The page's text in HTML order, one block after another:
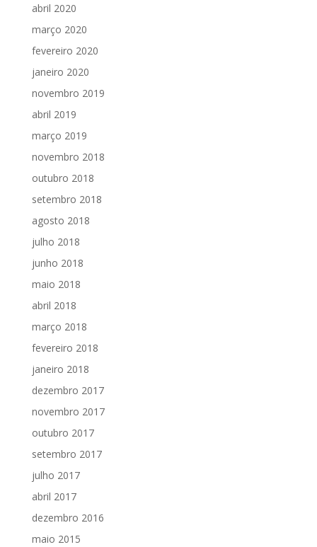
abril 2020
março 2020
fevereiro 2020
janeiro 2020
novembro 2019
abril 2019
março 2019
novembro 2018
outubro 2018
setembro 2018
agosto 2018
julho 2018
junho 2018
maio 2018
abril 2018
março 2018
fevereiro 2018
janeiro 2018
dezembro 2017
novembro 2017
outubro 2017
setembro 2017
julho 2017
abril 2017
dezembro 2016
maio 2015